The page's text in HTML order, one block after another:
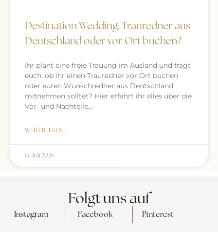
Destination Wedding: Trauredner aus
Deutschland oder vor Ort buchen?
Ihr plant eine freie Trauung im Ausland und fragt
euch, ob ihr einen Trauredner vor Ort buchen
oder euren Wunschredner aus Deutschland
mitnehmen solltet? Hier erfahrt ihr alles über die
Vor- und Nachteile…
WEITERLESEN »
14. Juli 2026
Folgt uns auf
Instagram Facebook Pinterest